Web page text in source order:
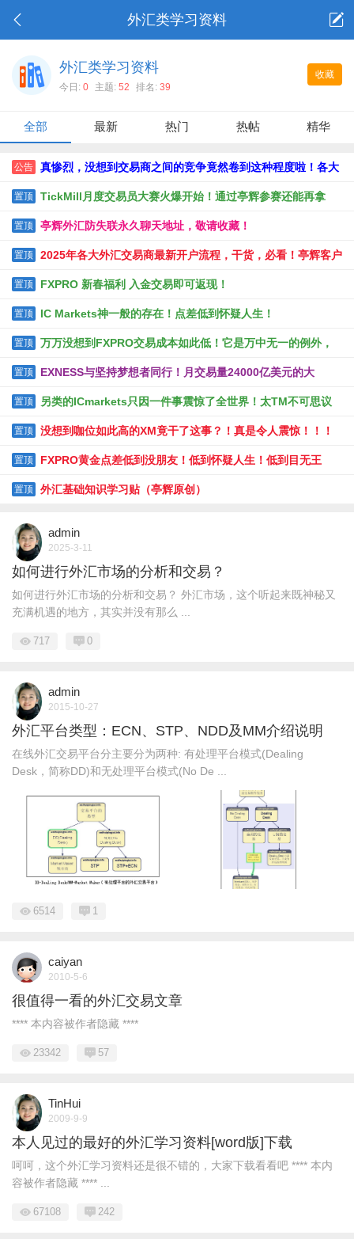
外汇类学习资料
收藏
外汇类学习资料
今日: 0 主题: 52 排名: 39
全部 最新 热门 热帖 精华
公告 真惨烈，没想到交易商之间的竞争竟然卷到这种程度啦！各大
交易商热门活动大全，不看准后悔！！！
置顶 TickMill月度交易员大赛火爆开始！通过亭辉参赛还能再拿
TickMill返佣！
置顶 亭辉外汇防失联永久聊天地址，敬请收藏！
置顶 2025年各大外汇交易商最新开户流程，干货，必看！亭辉客户
必须返佣最高，请放100个心
置顶 FXPRO 新春福利 入金交易即可返现！
置顶 IC Markets神一般的存在！点差低到怀疑人生！
置顶 万万没想到FXPRO交易成本如此低！它是万中无一的例外，
它是外汇交易商中的一股清流！
置顶 EXNESS与坚持梦想者同行！月交易量24000亿美元的大
EXNESS帝国！出金秒到无限杠杆！
置顶 另类的ICmarkets只因一件事震惊了全世界！太TM不可思议
了！！！
置顶 没想到咖位如此高的XM竟干了这事？！真是令人震惊！！！
置顶 FXPRO黄金点差低到没朋友！低到怀疑人生！低到目无王
法！
置顶 外汇基础知识学习贴（亭辉原创）
admin
2025-3-11
如何进行外汇市场的分析和交易？
如何进行外汇市场的分析和交易？ 外汇市场，这个听起来既神秘又
充满机遇的地方，其实并没有那么 ...
717 0
admin
2015-10-27
外汇平台类型：ECN、STP、NDD及MM介绍说明
在线外汇交易平台分主要分为两种: 有处理平台模式(Dealing
Desk，简称DD)和无处理平台模式(No De ...
6514 1
caiyan
2010-5-6
很值得一看的外汇交易文章
**** 本内容被作者隐藏 ****
23342 57
TinHui
2009-9-9
本人见过的最好的外汇学习资料[word版]下载
呵呵，这个外汇学习资料还是很不错的，大家下载看看吧 **** 本内
容被作者隐藏 **** ...
67108 242